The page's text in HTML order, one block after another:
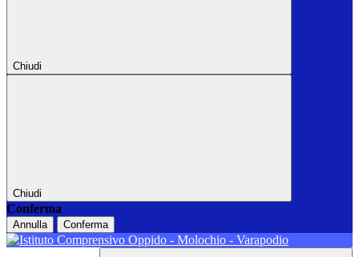
Chiudi
Chiudi
Conferma
Annulla Conferma